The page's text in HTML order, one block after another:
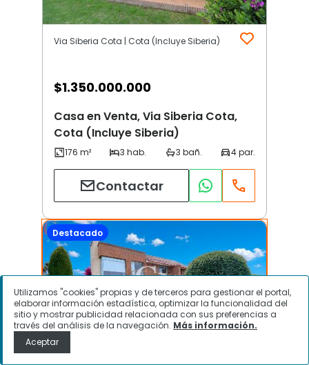
Via Siberia Cota | Cota (Incluye Siberia)
$1.350.000.000
Casa en Venta, Via Siberia Cota,
Cota (Incluye Siberia)
Contactar
Destacado
Utilizamos "cookies" propias y de terceros para gestionar el portal,
elaborar información estadística, optimizar la funcionalidad del
sitio y mostrar publicidad relacionada con sus preferencias a
través del análisis de la navegación. Más información.
Aceptar